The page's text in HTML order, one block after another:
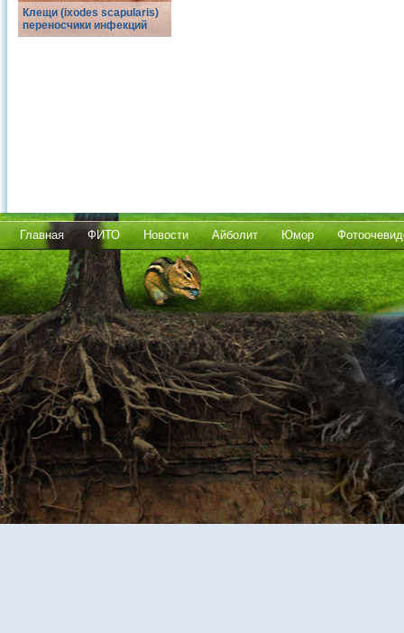
Клещи (ixodes scapularis)
переносчики инфекций
Главная ФИТО Новости Айболит Юмор